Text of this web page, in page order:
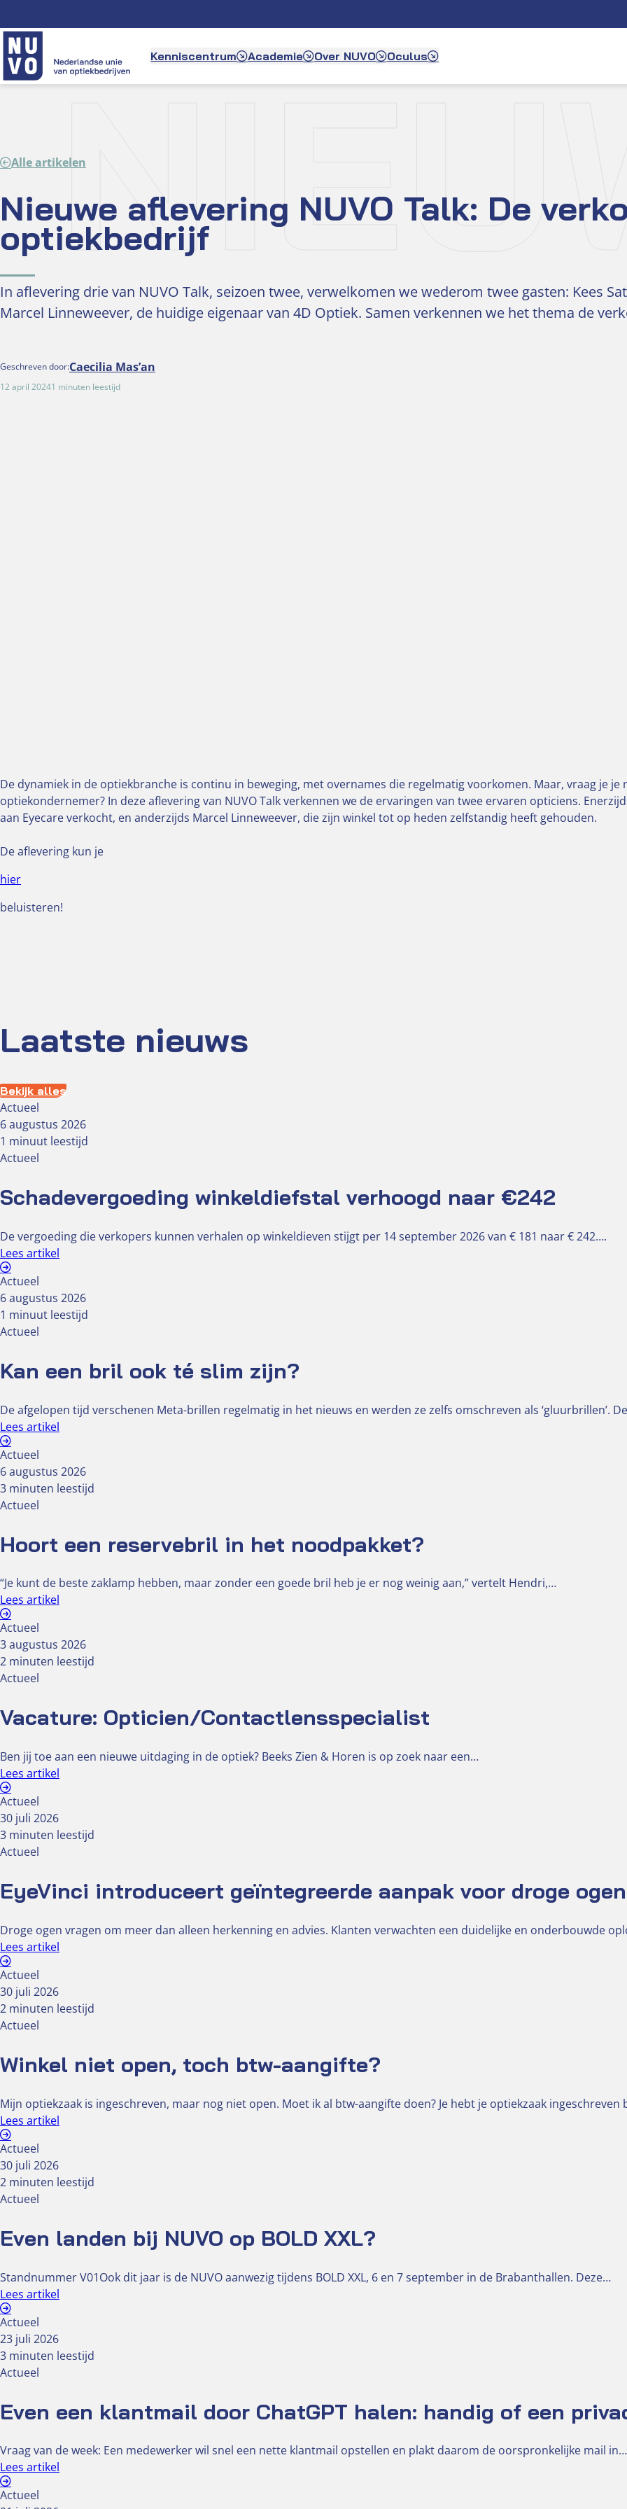
naar
de
inhoud
Kenniscentrum Academie Over NUVO Oculus
Alle artikelen
Nieuwe aflevering NUVO Talk: De
optiekbedrijf
In aflevering drie van NUVO Talk, seizoen twee, verwelkomen we wederom twee gasten: Kees
Marcel Linneweever, de huidige eigenaar van 4D Optiek. Samen verkennen we het thema de
Geschreven door:Caecilia Mas’an
12 april 20241 minuten leestijd
De dynamiek in de optiekbranche is continu in beweging, met overnames die regelmatig voorkomen. Maar, vraag je
optiekondernemer? In deze aflevering van NUVO Talk verkennen we de ervaringen van twee ervaren opticiens.
aan Eyecare verkocht, en anderzijds Marcel Linneweever, die zijn winkel tot op heden zelfstandig heeft gehouden.
De aflevering kun je
hier
beluisteren!
Laatste nieuws
Bekijk alles
Actueel
6 augustus 2026
1 minuut leestijd
Actueel
Schadevergoeding winkeldiefstal verhoogd naar €242
De vergoeding die verkopers kunnen verhalen op winkeldieven stijgt per 14 september 2026 van € 181 naar € 242….
Lees artikel
Actueel
6 augustus 2026
1 minuut leestijd
Actueel
Kan een bril ook té slim zijn?
De afgelopen tijd verschenen Meta-brillen regelmatig in het nieuws en werden ze zelfs omschreven als ‘gluurbrillen’.
Lees artikel
Actueel
6 augustus 2026
3 minuten leestijd
Actueel
Hoort een reservebril in het noodpakket?
“Je kunt de beste zaklamp hebben, maar zonder een goede bril heb je er nog weinig aan,” vertelt Hendri,…
Lees artikel
Actueel
3 augustus 2026
2 minuten leestijd
Actueel
Vacature: Opticien/Contactlensspecialist
Ben jij toe aan een nieuwe uitdaging in de optiek? Beeks Zien & Horen is op zoek naar een…
Lees artikel
Actueel
30 juli 2026
3 minuten leestijd
Actueel
EyeVinci introduceert geïntegreerde aanpak voor droge ogen
Droge ogen vragen om meer dan alleen herkenning en advies. Klanten verwachten een duidelijke en onderbouwde
Lees artikel
Actueel
30 juli 2026
2 minuten leestijd
Actueel
Winkel niet open, toch btw-aangifte?
Mijn optiekzaak is ingeschreven, maar nog niet open. Moet ik al btw-aangifte doen? Je hebt je optiekzaak ingeschreven
Lees artikel
Actueel
30 juli 2026
2 minuten leestijd
Actueel
Even landen bij NUVO op BOLD XXL?
Standnummer V01Ook dit jaar is de NUVO aanwezig tijdens BOLD XXL, 6 en 7 september in de Brabanthallen. Deze…
Lees artikel
Actueel
23 juli 2026
3 minuten leestijd
Actueel
Even een klantmail door ChatGPT halen: handig of een
Vraag van de week: Een medewerker wil snel een nette klantmail opstellen en plakt daarom de oorspronkelijke mail in…
Lees artikel
Actueel